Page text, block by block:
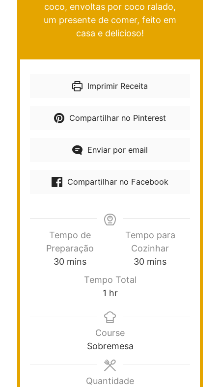
coco, envoltas por coco ralado,
um presente de comer, feito em
casa e delicioso!
Imprimir Receita
Compartilhar no Pinterest
Enviar por email
Compartilhar no Facebook
Tempo de
Preparação
30 mins
Tempo para
Cozinhar
30 mins
Tempo Total
1 hr
Course
Sobremesa
Quantidade